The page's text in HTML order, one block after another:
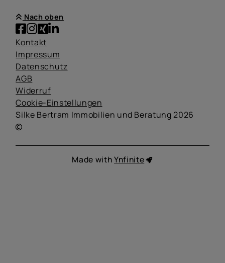
Nach oben
Kontakt
Impressum
Datenschutz
AGB
Widerruf
Cookie-Einstellungen
Silke Bertram Immobilien und Beratung 2026
Made withYnfinite